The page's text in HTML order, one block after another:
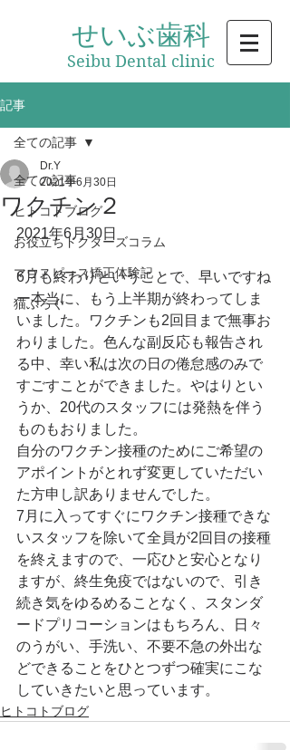
せいぶ歯科
Seibu Dental clinic
記事
全ての記事
ヒトコトブログ
お役立ちドクターズコラム
マウスピース矯正体験記
猫ぶろぐ
全ての記事
ワクチン２
Dr.Y
2021年6月30日
2021年6月30日
6月も終わりということで、早いですね
ー本当に、もう上半期が終わってしま
いました。ワクチンも2回目まで無事お
わりました。色んな副反応も報告され
る中、幸い私は次の日の倦怠感のみで
すごすことができました。やはりとい
うか、20代のスタッフには発熱を伴う
ものもおりました。
自分のワクチン接種のためにご希望の
アポイントがとれず変更していただい
た方申し訳ありませんでした。
7月に入ってすぐにワクチン接種できな
いスタッフを除いて全員が2回目の接種
を終えますので、一応ひと安心となり
ますが、終生免疫ではないので、引き
続き気をゆるめることなく、スタンダ
ードプリコーションはもちろん、日々
のうがい、手洗い、不要不急の外出な
どできることをひとつずつ確実にこな
していきたいと思っています。
ヒトコトブログ